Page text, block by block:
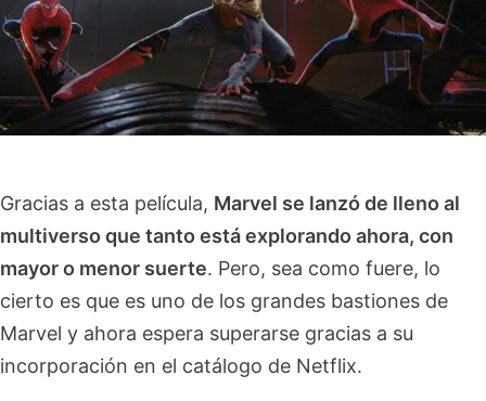
Gracias a esta película, Marvel se lanzó de lleno al
multiverso que tanto está explorando ahora, con
mayor o menor suerte. Pero, sea como fuere, lo
cierto es que es uno de los grandes bastiones de
Marvel y ahora espera superarse gracias a su
incorporación en el catálogo de Netflix.